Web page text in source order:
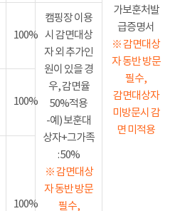
가보훈처발
급증명서
※ 감면대상
자 동반 방문
필수,
감면대상자
미방문시 감
면 미적용
100%
캠핑장 이용
시 감면대상
자 외 추가인
원이 있을 경
우, 감면율
50%적용
-예) 보훈대
상자+그가족
: 50%
※ 감면대상
자 동반 방문
필수,
100%
100%